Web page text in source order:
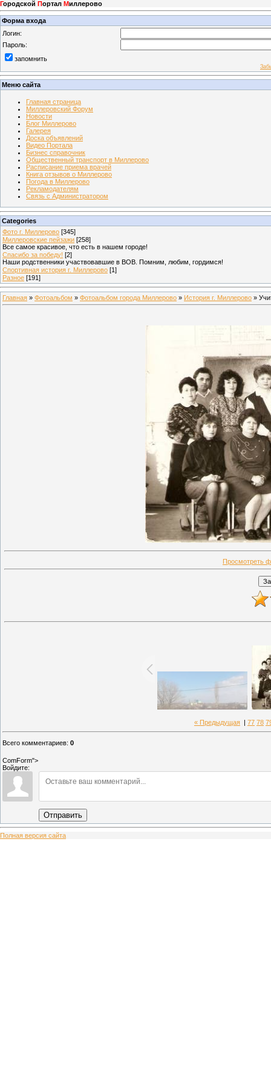
Городской Портал Миллерово
Форма входа
Логин:
Пароль:
запомнить
Меню сайта
Главная страница
Миллеровский Форум
Новости
Блог Миллерово
Галерея
Доска объявлений
Видео Портала
Бизнес справочник
Общественный транспорт в Миллерово
Расписание приема врачей
Книга отзывов о Миллерово
Погода в Миллерово
Рекламодателям
Связь с Администратором
Categories
Фото г. Миллерово [345]
Миллеровские пейзажи [258]
Все самое красивое, что есть в нашем городе!
Спасибо за победу! [2]
Наши родственники участвовавшие в ВОВ. Помним, любим, гордимся!
Спортивная история г. Миллерово [1]
Разное [191]
Главная » Фотоальбом » Фотоальбом города Миллерово » История г. Миллерово »
Просмотреть
« Предыдущая 77 78
Всего комментариев: 0
ComForm">
Войдите:
Отправить
Полная версия сайта